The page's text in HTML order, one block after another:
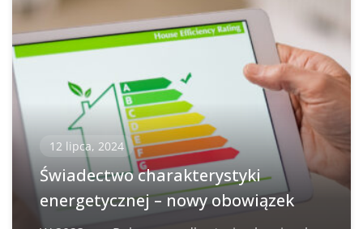
12 lipca, 2024
Świadectwo charakterystyki
energetycznej – nowy obowiązek